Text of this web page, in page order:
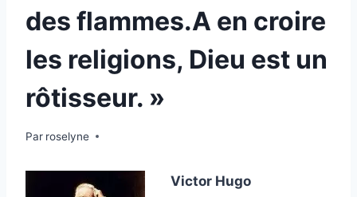
des flammes.A en croire
les religions, Dieu est un
rôtisseur. »
Par roselyne
24 mai 2010
Victor Hugo